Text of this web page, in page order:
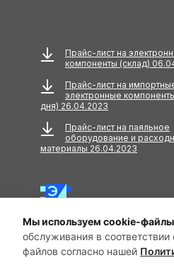
Мы используем cookie-
обслуживания в
файлов согласно нашей
Прайс-лист на
компоненты (склад)
Прайс-лист на
электронные
дня) 26.04.2023
Прайс-лист на паяльное
оборудование и
материалы 26.04.2023
© 2025 ООО «Антелком». Все